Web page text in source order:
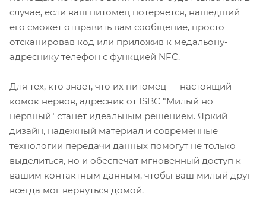
случае, если ваш питомец потеряется, нашедший
его сможет отправить вам сообщение, просто
отсканировав код или приложив к медальону-
адреснику телефон с функцией NFC.
Для тех, кто знает, что их питомец — настоящий
комок нервов, адресник от ISBC "Милый но
нервный" станет идеальным решением. Яркий
дизайн, надежный материал и современные
технологии передачи данных помогут не только
выделиться, но и обеспечат мгновенный доступ к
вашим контактным данным, чтобы ваш милый друг
всегда мог вернуться домой.